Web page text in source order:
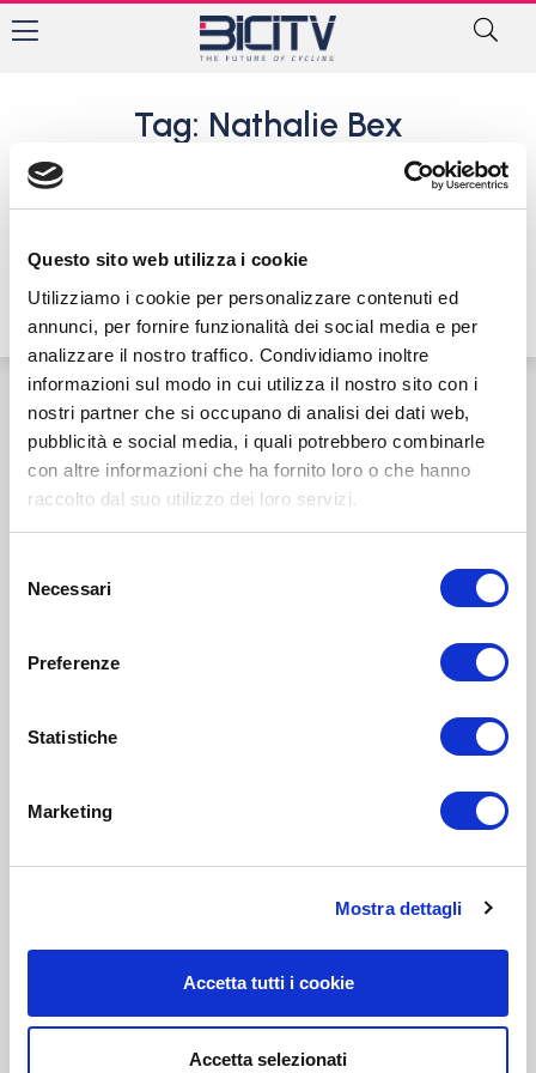
Questo sito web utilizza i cookie
Utilizziamo i cookie per personalizzare contenuti ed
annunci, per fornire funzionalità dei social media e per
analizzare il nostro traffico. Condividiamo inoltre
informazioni sul modo in cui utilizza il nostro sito con i
nostri partner che si occupano di analisi dei dati web,
pubblicità e social media, i quali potrebbero combinarle
con altre informazioni che ha fornito loro o che hanno
raccolto dal suo utilizzo dei loro servizi.
delNecessari
Preferenze
Statistiche
Marketing
Mostra dettagli
Accetta tutti i cookie
Accetta selezionati
Tag: Nathalie Bex
Coppa Nazioni Donne Jr: Elisa
Balsamo 2° alla Gand-
27 Marzo 2016